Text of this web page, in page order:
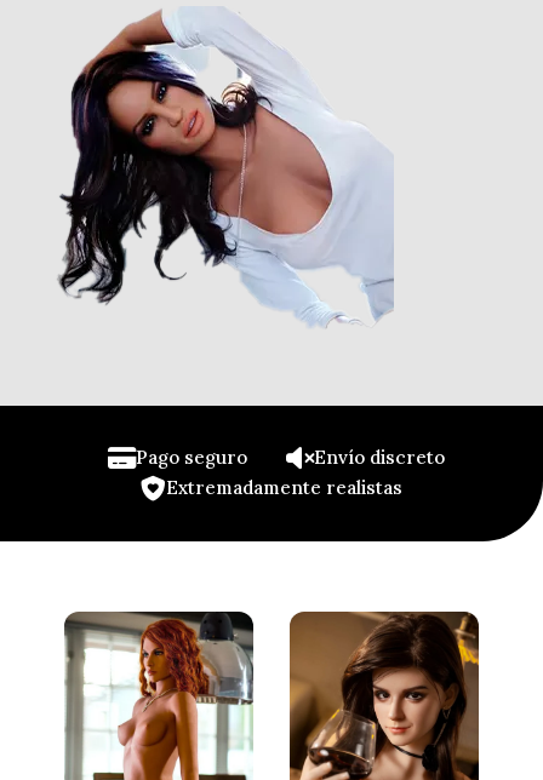
Pago seguro
Envío discreto
Extremadamente realistas